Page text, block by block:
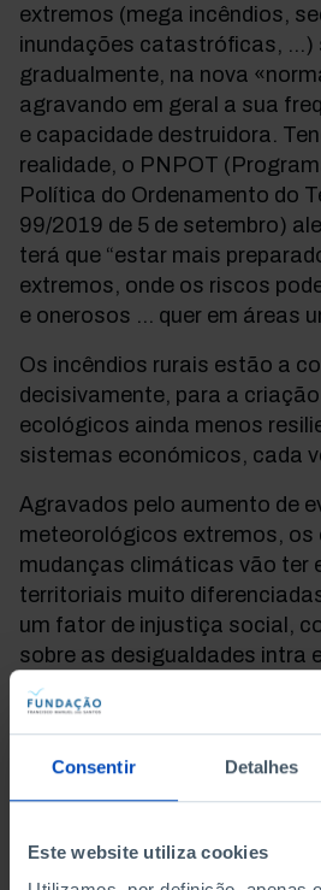
Consentir Detalhes
Este website utiliza cookies
extremos (mega incêndios,
inundações catastróficas, …)
gradualmente, na nova
agravando em geral a sua
e capacidade destruidora.
realidade, o PNPOT
Política do Ordenamento do
99/2019 de 5 de setembro)
terá que “estar mais
extremos, onde os riscos
e onerosos … quer em áreas
Os incêndios rurais estão a
decisivamente, para a
ecológicos ainda menos
sistemas económicos, cada
Agravados pelo aumento de
meteorológicos extremos, os
mudanças climáticas vão ter
territoriais muito
um fator de injustiça social,
sobre as desigualdades intra
Nas últimas décadas, as
família, na estrutura etária e
residencial) tiveram uma
territorial, exibindo
atualmente, em Portugal, a
suficiente para lidar com as